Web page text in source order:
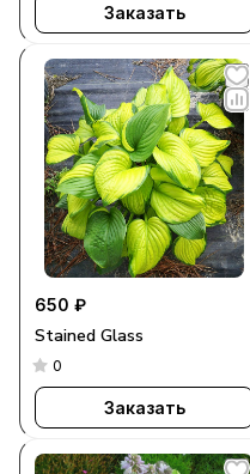
Заказать
650 ₽
Stained Glass
0
Заказать